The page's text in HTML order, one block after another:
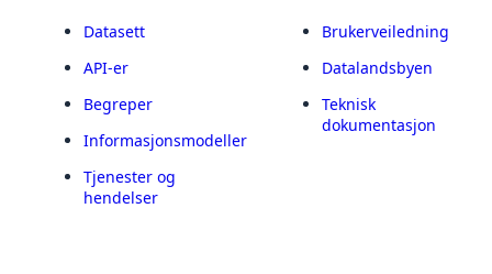
Datasett
API-er
Begreper
Informasjonsmodeller
Tjenester og
hendelser
Brukerveiledning
Datalandsbyen
Teknisk
dokumentasjon